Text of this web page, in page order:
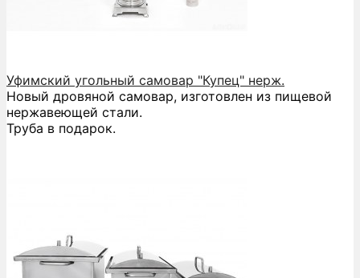
Уфимский угольный самовар "Купец" нерж.
Новый дровяной самовар, изготовлен из пищевой
нержавеющей стали.
Труба в подарок.